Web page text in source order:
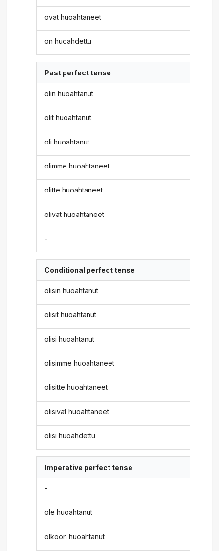
ovat huoahtaneet
on huoahdettu
Past perfect tense
olin huoahtanut
olit huoahtanut
oli huoahtanut
olimme huoahtaneet
olitte huoahtaneet
olivat huoahtaneet
-
Conditional perfect tense
olisin huoahtanut
olisit huoahtanut
olisi huoahtanut
olisimme huoahtaneet
olisitte huoahtaneet
olisivat huoahtaneet
olisi huoahdettu
Imperative perfect tense
-
ole huoahtanut
olkoon huoahtanut